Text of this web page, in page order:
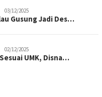
03/12/2025
Gusung Jadi Des…
02/12/2025
UMK, Disna…